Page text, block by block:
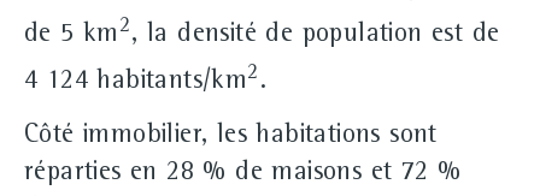
de 5 km 2, la densité de population est de
4 124 habitants/km2 .
Côté immobilier, les habitations sont
réparties en 28 % de maisons et 72 %